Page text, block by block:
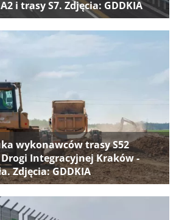
i trasy S7. Zdjęcia: GDDKIA
wykonawców trasy S52
Integracyjnej Kraków -
Zdjęcia: GDDKIA